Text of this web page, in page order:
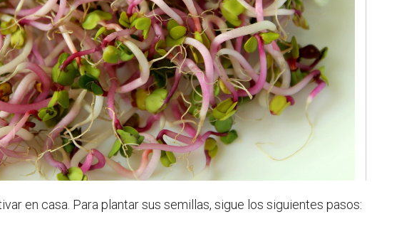
en casa. Para plantar sus semillas, sigue los siguientes pasos: